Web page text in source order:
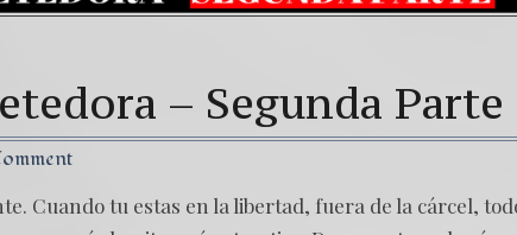
– Segunda Parte
Cuando tu estas en la libertad, fuera de la cárcel,